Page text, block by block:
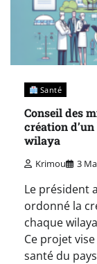
Santé
Conseil des
création
wilaya
Krimou 3
Le président
ordonné la
chaque
Ce projet
santé du